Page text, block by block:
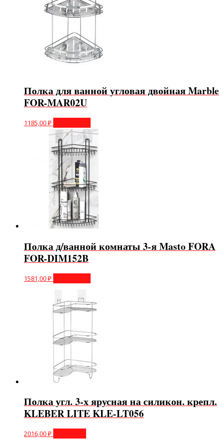
Полка для ванной угловая двойная Marble
FOR-MAR02U
1185,00₽
Полка д/ванной комнаты 3-я Masto FORA
FOR-DIM152B
1581,00₽
Полка угл. 3-х ярусная на силикон. крепл.
KLEBER LITE KLE-LT056
2016,00₽